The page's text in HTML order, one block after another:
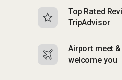
Top Rated
TripAdvisor
Airport meet
welcome you